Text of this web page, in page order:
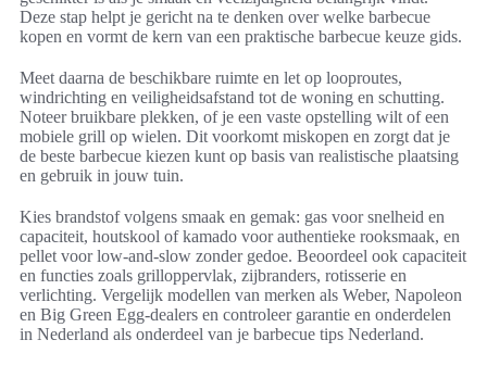
Deze stap helpt je gericht na te denken over welke barbecue
kopen en vormt de kern van een praktische barbecue keuze gids.
Meet daarna de beschikbare ruimte en let op looproutes,
windrichting en veiligheidsafstand tot de woning en schutting.
Noteer bruikbare plekken, of je een vaste opstelling wilt of een
mobiele grill op wielen. Dit voorkomt miskopen en zorgt dat je
de beste barbecue kiezen kunt op basis van realistische plaatsing
en gebruik in jouw tuin.
Kies brandstof volgens smaak en gemak: gas voor snelheid en
capaciteit, houtskool of kamado voor authentieke rooksmaak, en
pellet voor low-and-slow zonder gedoe. Beoordeel ook capaciteit
en functies zoals grilloppervlak, zijbranders, rotisserie en
verlichting. Vergelijk modellen van merken als Weber, Napoleon
en Big Green Egg-dealers en controleer garantie en onderdelen
in Nederland als onderdeel van je barbecue tips Nederland.